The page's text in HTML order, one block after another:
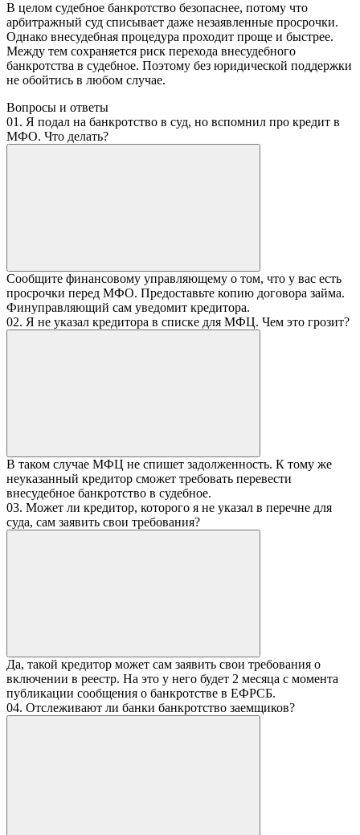
В целом судебное банкротство безопаснее, потому что
арбитражный суд списывает даже незаявленные просрочки.
Однако внесудебная процедура проходит проще и быстрее.
Между тем сохраняется риск перехода внесудебного
банкротства в судебное. Поэтому без юридической поддержки
не обойтись в любом случае.
Вопросы и ответы
01. Я подал на банкротство в суд, но вспомнил про кредит в
МФО. Что делать?
Сообщите финансовому управляющему о том, что у вас есть
просрочки перед МФО. Предоставьте копию договора займа.
Финуправляющий сам уведомит кредитора.
02. Я не указал кредитора в списке для МФЦ. Чем это грозит?
В таком случае МФЦ не спишет задолженность. К тому же
неуказанный кредитор сможет требовать перевести
внесудебное банкротство в судебное.
03. Может ли кредитор, которого я не указал в перечне для
суда, сам заявить свои требования?
Да, такой кредитор может сам заявить свои требования о
включении в реестр. На это у него будет 2 месяца с момента
публикации сообщения о банкротстве в ЕФРСБ.
04. Отслеживают ли банки банкротство заемщиков?